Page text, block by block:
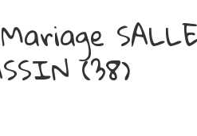
(38)